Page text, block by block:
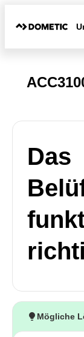
Das
Mögliche